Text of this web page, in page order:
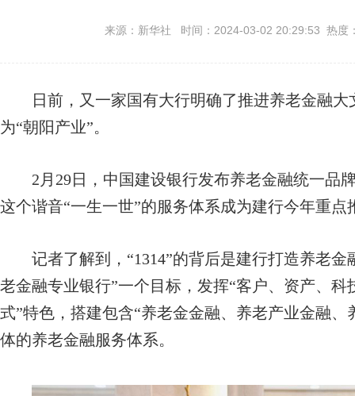
来源：新华社 时间：2024-03-02 20:29:53 热度
日前，又一家国有大行明确了推进养老金融大
为“朝阳产业”。
2月29日，中国建设银行发布养老金融统一品牌
这个谐音“一生一世”的服务体系成为建行今年重点
记者了解到，“1314”的背后是建行打造养老金
老金融专业银行”一个目标，发挥“客户、资产、
式”特色，搭建包含“养老金金融、养老产业金融
体的养老金融服务体系。